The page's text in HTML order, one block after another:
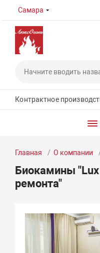
Самара
Контрактное
Главная О компании
Биокамины
ремонта"